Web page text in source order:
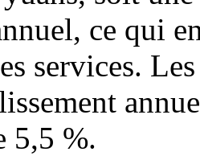
ce qui
services.
5,5 %.